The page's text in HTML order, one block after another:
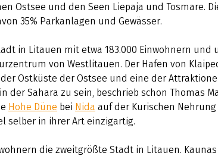
Ostsee und den Seen Liepaja und Tosmare.
35% Parkanlagen und Gewässer.
in Litauen mit etwa 183.000 Einwohnern und
von Westlitauen. Der Hafen von
Ostküste der Ostsee und eine der
der Sahara zu sein, beschrieb schon Thomas
Hohe Düne bei Nida auf der Kurischen
selber in ihrer Art einzigartig.
die zweitgrößte Stadt in Litauen.